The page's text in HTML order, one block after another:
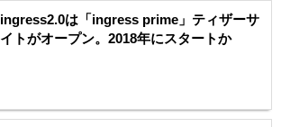
ingress2.0は「ingress prime」ティザーサ
イトがオープン。2018年にスタートか